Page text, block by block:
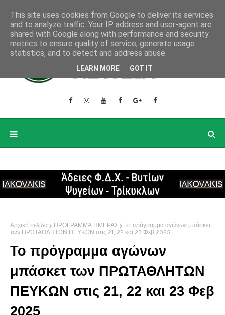
Αρχική σελίδα ΠΡΟΓΡΑΜΜΑ ΗΜΕΡΑΣ
Το πρόγραμμα αγώνων μπάσκετ
των ΠΡΩΤΑΘΛΗΤΩΝ ΠΕΥΚΩΝ στις 21, 22 και 23 Φεβ 2025
Το πρόγραμμα αγώνων
μπάσκετ των ΠΡΩΤΑΘΛΗΤΩΝ
ΠΕΥΚΩΝ στις 21, 22 και 23 Φεβ
2025
This site uses cookies from Google to deliver its services
and to analyze traffic. Your IP address and user-agent are
shared with Google along with performance and security
metrics to ensure quality of service, generate usage
statistics, and to detect and address abuse.
LEARN MORE GOT IT